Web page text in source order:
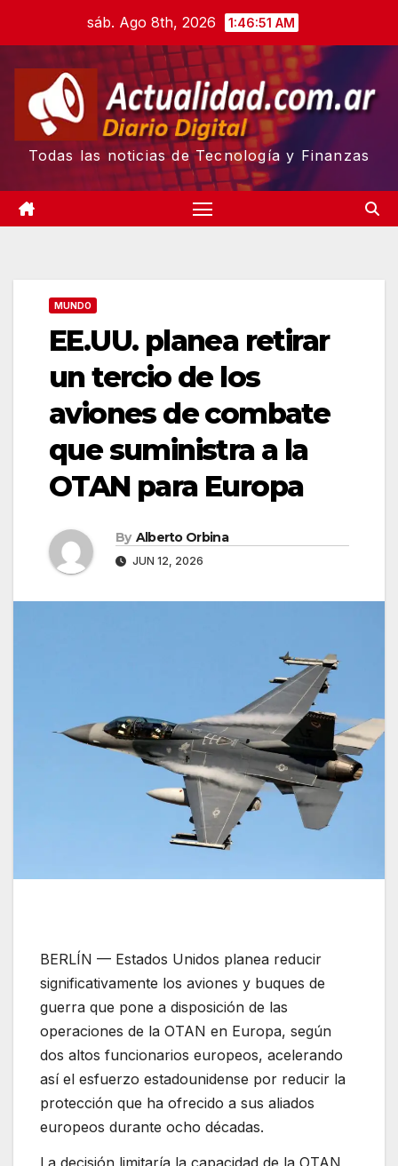
content
sáb. Ago 8th, 2026 1:46:52 AM
Todas las noticias de Tecnología y Finanzas
MUNDO
EE.UU. planea retirar
un tercio de los
aviones de combate
que suministra a la
OTAN para Europa
By Alberto Orbina
JUN 12, 2026
BERLÍN — Estados Unidos planea reducir
significativamente los aviones y buques de
guerra que pone a disposición de las
operaciones de la OTAN en Europa, según
dos altos funcionarios europeos, acelerando
así el esfuerzo estadounidense por reducir la
protección que ha ofrecido a sus aliados
europeos durante ocho décadas.